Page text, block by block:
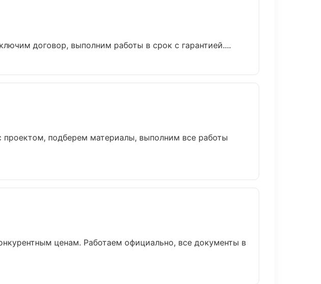
договор, выполним работы в срок с гарантией....
подберем материалы, выполним все работы
ценам. Работаем официально, все документы в